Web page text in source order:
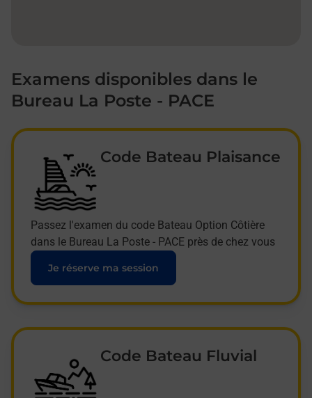
Examens disponibles dans le
Bureau La Poste - PACE
Code Bateau Plaisance
Passez l'examen du code Bateau Option Côtière
dans le Bureau La Poste - PACE près de chez vous
Je réserve ma session
Code Bateau Fluvial